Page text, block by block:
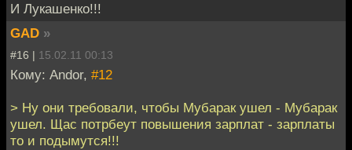
И Лукашенко!!!
GAD »
#16 | 15.02.11 00:13
Кому: Andor, #12
> Ну они требовали, чтобы Мубарак ушел - Мубарак
ушел. Щас потрбеут повышения зарплат - зарплаты
то и подымутся!!!